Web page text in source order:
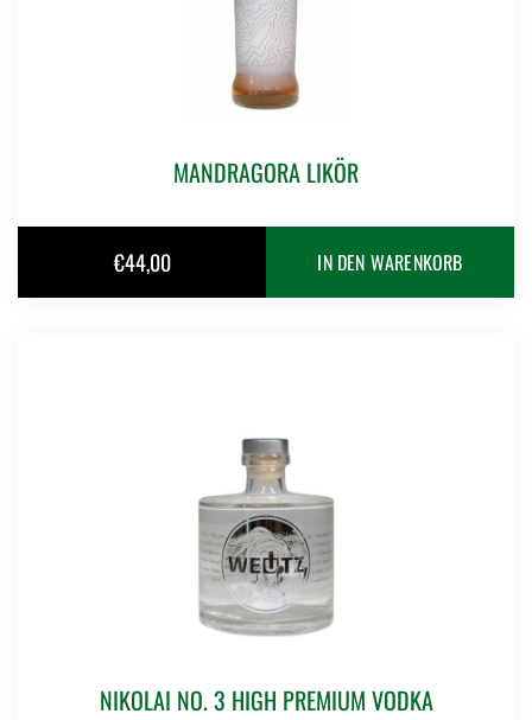
MANDRAGORA LIKÖR
€44,00 IN DEN WARENKORB
NIKOLAI NO. 3 HIGH PREMIUM VODKA